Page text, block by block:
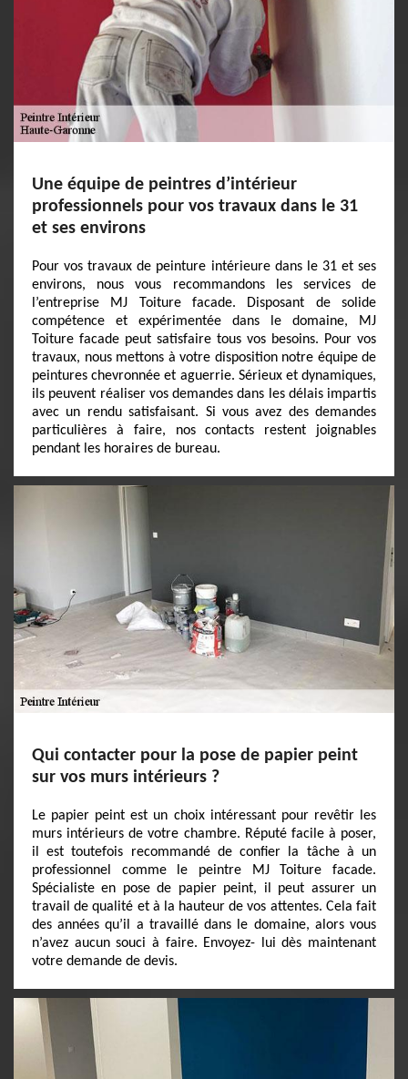
Une équipe de peintres d’intérieur
professionnels pour vos travaux dans le 31
et ses environs
Pour vos travaux de peinture intérieure dans le 31 et ses
environs, nous vous recommandons les services de
l’entreprise MJ Toiture facade. Disposant de solide
compétence et expérimentée dans le domaine, MJ
Toiture facade peut satisfaire tous vos besoins. Pour vos
travaux, nous mettons à votre disposition notre équipe de
peintures chevronnée et aguerrie. Sérieux et dynamiques,
ils peuvent réaliser vos demandes dans les délais impartis
avec un rendu satisfaisant. Si vous avez des demandes
particulières à faire, nos contacts restent joignables
pendant les horaires de bureau.
Qui contacter pour la pose de papier peint
sur vos murs intérieurs ?
Le papier peint est un choix intéressant pour revêtir les
murs intérieurs de votre chambre. Réputé facile à poser,
il est toutefois recommandé de confier la tâche à un
professionnel comme le peintre MJ Toiture facade.
Spécialiste en pose de papier peint, il peut assurer un
travail de qualité et à la hauteur de vos attentes. Cela fait
des années qu’il a travaillé dans le domaine, alors vous
n’avez aucun souci à faire. Envoyez- lui dès maintenant
votre demande de devis.